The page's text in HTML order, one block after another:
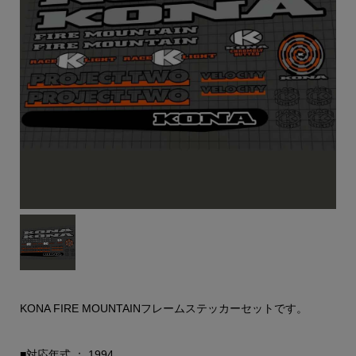
KONA FIRE MOUNTAINフレームステッカーセットです。